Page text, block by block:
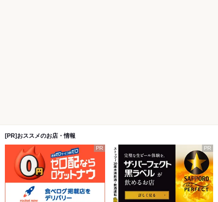
[PR]おススメのお店・情報
PR PR